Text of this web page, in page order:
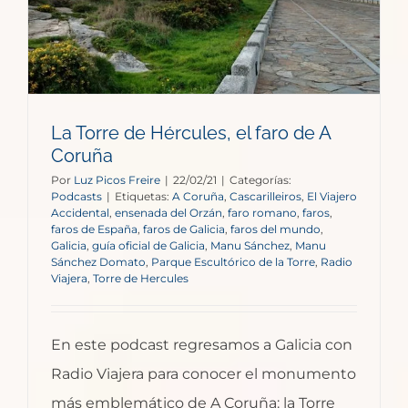
La Torre de Hércules, el faro de A
Coruña
Por Luz Picos Freire | 22/02/21 | Categorías:
Podcasts | Etiquetas: A Coruña, Cascarilleiros, El Viajero
Accidental, ensenada del Orzán, faro romano, faros,
faros de España, faros de Galicia, faros del mundo,
Galicia, guía oficial de Galicia, Manu Sánchez, Manu
Sánchez Domato, Parque Escultórico de la Torre, Radio
Viajera, Torre de Hercules
En este podcast regresamos a Galicia con
Radio Viajera para conocer el monumento
más emblemático de A Coruña: la Torre